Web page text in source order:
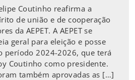
Coutinho reafirma a
de união e de cooperação
da AEPET. A AEPET se
geral para eleição e posse
período 2024-2026, que terá
Coutinho como presidente.
também aprovadas as […]